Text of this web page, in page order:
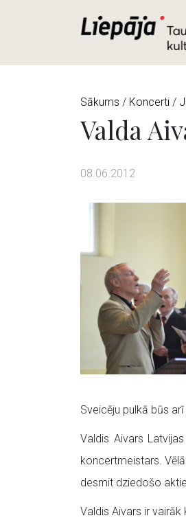
Sākums / Koncerti /
Valda
08.06.2012
Sveicēju pulkā būs
Valdis Aivars
koncertmeistars.
desmit dziedošo
Valdis Aivars ir